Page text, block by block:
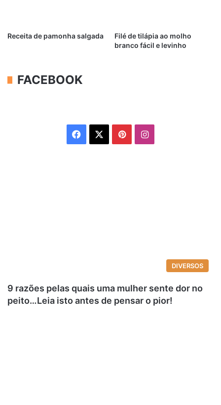
Receita de pamonha salgada
Filé de tilápia ao molho
branco fácil e levinho
FACEBOOK
Facebook PinterestInstagram
DIVERSOS
9 razões pelas quais uma mulher sente dor no
peito…Leia isto antes de pensar o pior!